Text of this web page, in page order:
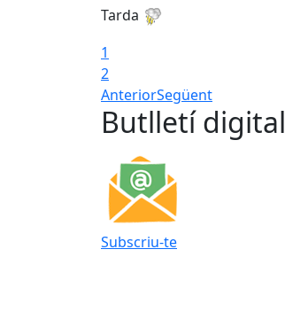
Tarda
1
2
AnteriorSegüent
Butlletí digital
Subscriu-te